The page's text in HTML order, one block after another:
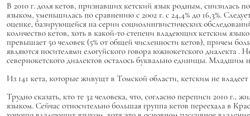
В 2010 г. доля кетов, признавших кетский язык родным, снизилась
языком, уменьшилась по сравнению с 2002 г. с 24,4% до 16,3%.
оценке, базирующейся на серии социолингвистических
количество кетов, хоть в какой-то степени владеющих кетским
превышает 50 человек (5% от общей численности кетов), причем
являются носителями елогуйского говора южнокетского диалекта .
севернокетского диалектов осталось буквально единицы. Младшим
Из 141 кета, которые живущт в Томской области, кетским не владеет
Трудно сказать, кто те 32 человека, что, согласно переписи 2010
языком. Сейчас относительно большая группа кетов переехала в